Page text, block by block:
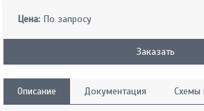
Цена: По запросу
Заказать
Описание Документация Схемы